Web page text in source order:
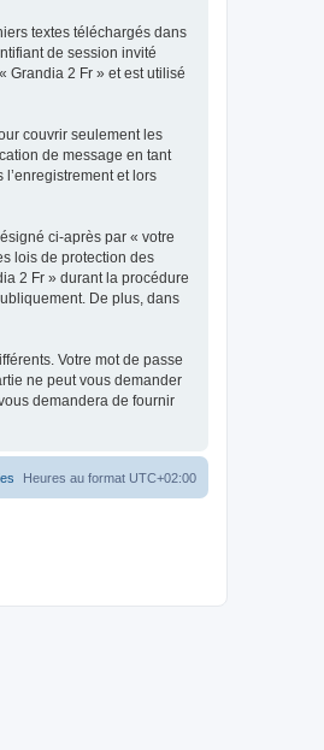
textes téléchargés dans
de session invité
Grandia 2 Fr » et est utilisé
couvrir seulement les
de message en tant
et lors
ci-après par « votre
lois de protection des
2 Fr » durant la procédure
De plus, dans
Votre mot de passe
ne peut vous demander
demandera de fournir
Heures au format UTC+02:00